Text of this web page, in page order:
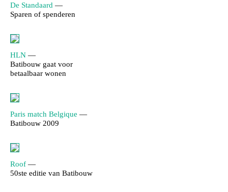
De Standaard —
Sparen of spenderen
HLN —
Batibouw gaat voor
betaalbaar wonen
Paris match Belgique —
Batibouw 2009
Roof —
50ste editie van Batibouw